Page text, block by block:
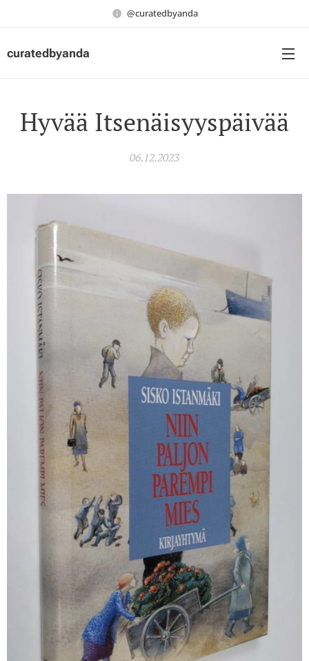
@curatedbyanda
curatedbyanda
Hyvää Itsenäisyyspäivää
06.12.2023